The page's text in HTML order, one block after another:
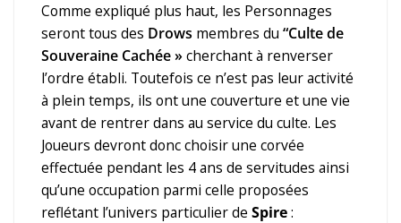
Comme expliqué plus haut, les Personnages
seront tous des Drows membres du “Culte de
Souveraine Cachée »cherchant à renverser
l’ordre établi. Toutefois ce n’est pas leur activité
à plein temps, ils ont une couverture et une vie
avant de rentrer dans au service du culte. Les
Joueurs devront donc choisir une corvée
effectuée pendant les 4 ans de servitudes ainsi
qu’une occupation parmi celle proposées
reflétant l’univers particulier de Spire: